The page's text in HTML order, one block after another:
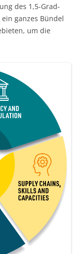
des 1,5-Grad-
ganzes Bündel
um die